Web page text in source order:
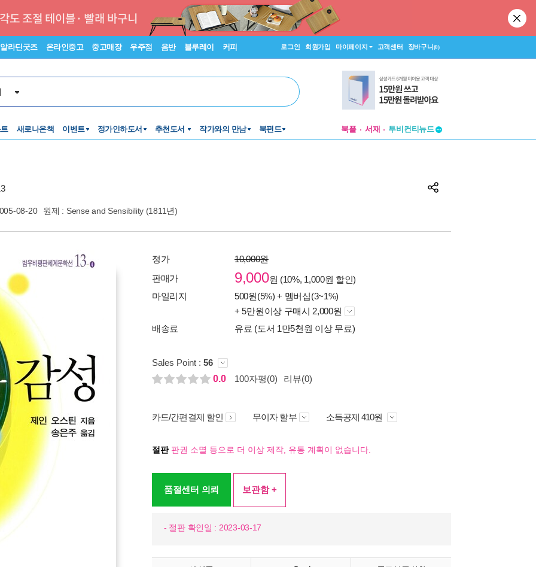
알라딘굿즈 온라인중고 중고매장 우주점 음반 블루레이 커피 로그인 회원가입 마이페이지 고객센터 장바구니(0)
새로나온책 이벤트 정가인하도서 추천도서 작가와의 만남 북펀드 북플 서재
투비컨티뉴드
08-20 원제 : Sense and Sensibility (1811년)
정가
10,000원
판매가
9,000원 (10%, 1,000원 할인)
마일리지
500원(5%) + 멤버십(3~1%)
+ 5만원이상 구매시 2,000원
배송료
유료 (도서 1만5천원 이상 무료)
Sales Point : 56
0.0
100자평(0) 리뷰(0)
카드/간편결제 할인 무이자 할부 소득공제 410원
절판판권 소멸 등으로 더 이상 제작, 유통 계획이 없습니다.
품절센터 의뢰 보관함 +
- 절판 확인일 : 2023-03-17